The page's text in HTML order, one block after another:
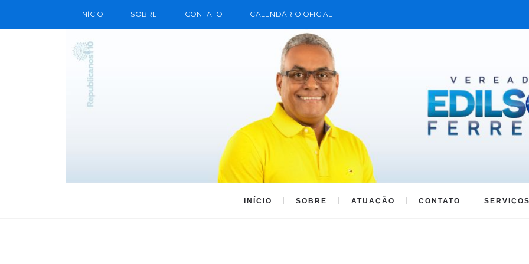
INÍCIO SOBRE CONTATO CALENDÁRIO OFICIAL
INÍCIO SOBRE ATUAÇÃO CONTATO